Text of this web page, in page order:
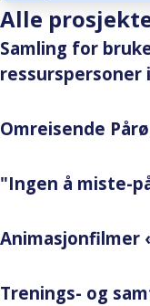
Alle
Samling for
ressurspersoner
Omreisende
"Ingen å miste-
Animasjonfilmer
Trenings- og